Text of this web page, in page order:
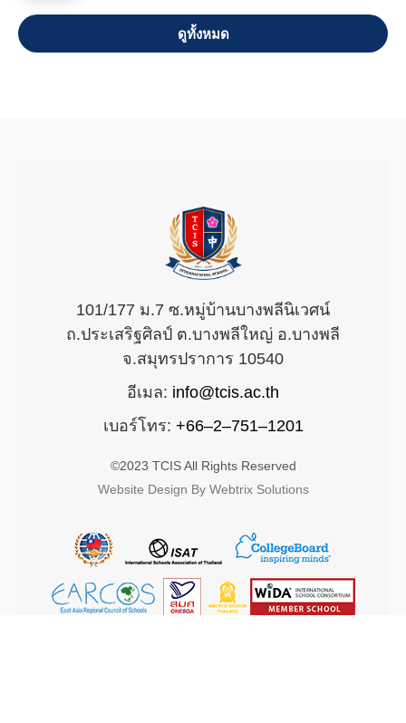
VIEW ALL
101/177 ม.7 ซ.หมู่บ้านบางพลีนิเวศน์
ถ.ประเสริฐศิลป์ ต.บางพลีใหญ่ อ.บางพลี
จ.สมุทรปราการ 10540
อีเมล: info@tcis.ac.th
เบอร์โทร: +66–2–751–1201
©2023 TCIS All Rights Reserved
Website Design By Webtrix Solutions